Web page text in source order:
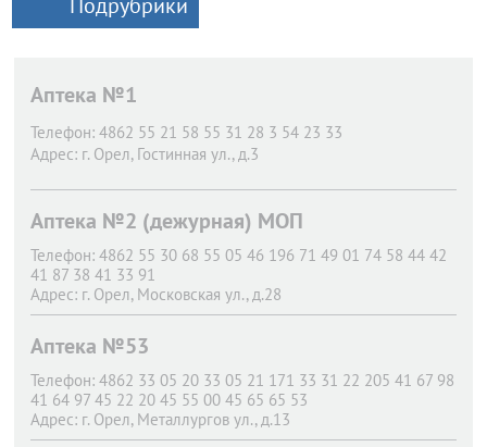
Аптека №1
Телефон: 4862 55 21 58 55 31 28 3 54 23 33
Адрес: г. Орел, Гостинная ул., д.3
Аптека №2 (дежурная) МОП
Телефон: 4862 55 30 68 55 05 46 196 71 49 01 74 58 44 42
41 87 38 41 33 91
Адрес: г. Орел, Московская ул., д.28
Аптека №53
Телефон: 4862 33 05 20 33 05 21 171 33 31 22 205 41 67 98
41 64 97 45 22 20 45 55 00 45 65 65 53
Адрес: г. Орел, Металлургов ул., д.13